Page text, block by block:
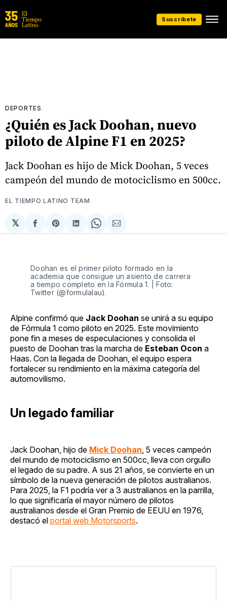
Suscríbete
DEPORTES
¿Quién es Jack Doohan, nuevo
piloto de Alpine F1 en 2025?
Jack Doohan es hijo de Mick Doohan, 5 veces
campeón del mundo de motociclismo en 500cc.
EL TIEMPO LATINO TEAM
𝕏
Compartir
en
Share
on
Compartir
en
Share
on
Compartir
via
Doohan es el primer piloto formado en la
academia que consigue un asiento de carrera
a tiempo completo en la Fórmula 1. | Foto:
Twitter (@formulalau).
Alpine confirmó que Jack Doohan se unirá a su equipo
de Fórmula 1 como piloto en 2025. Este movimiento
pone fin a meses de especulaciones y consolida el
puesto de Doohan tras la marcha de Esteban Ocon a
Haas. Con la llegada de Doohan, el equipo espera
fortalecer su rendimiento en la máxima categoría del
automovilismo.
Un legado familiar
Jack Doohan, hijo de Mick Doohan , 5 veces campeón
del mundo de motociclismo en 500cc, lleva con orgullo
el legado de su padre. A sus 21 años, se convierte en un
símbolo de la nueva generación de pilotos australianos.
Para 2025, la F1 podría ver a 3 australianos en la parrilla,
lo que significaría el mayor número de pilotos
australianos desde el Gran Premio de EEUU en 1976,
destacó el portal web Motorsports.